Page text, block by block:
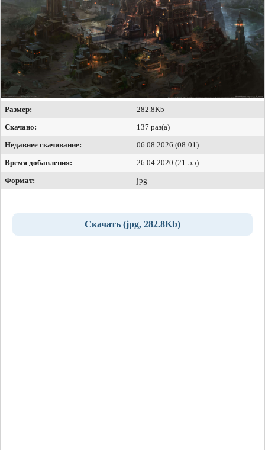
Размер:
282.8Kb
Скачано:
137 раз(а)
Недавнее скачивание:
06.08.2026 (08:01)
Время добавления:
26.04.2020 (21:55)
Формат:
jpg
Скачать (jpg, 282.8Kb)